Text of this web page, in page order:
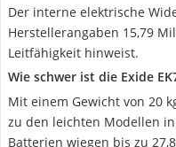
Der interne elektrische
Herstellerangaben 15,79
Leitfähigkeit hinweist.
Wie schwer ist die Exide
Mit einem Gewicht von 20
zu den leichten Modellen
Batterien wiegen bis zu